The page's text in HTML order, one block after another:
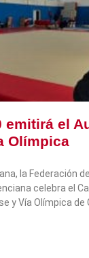
emitirá el
Olímpica
la Federación
celebra el
y Vía Olímpica